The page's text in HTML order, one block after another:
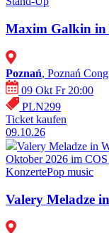
Maxim Galkin in
Poznań, Poznań
09 Okt Fr 20:00
PLN299
Ticket kaufen
09.10.26
Valery Meladze in
Oktober 2026 im
KonzertePop music
Valery Meladze